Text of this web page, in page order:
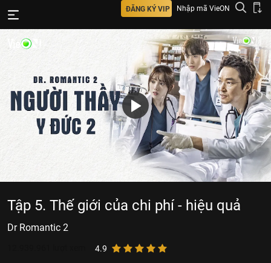
ĐĂNG KÝ VIP Nhập mã VieON
Tập 5. Thế giới của chi phí - hiệu quả
Dr Romantic 2
4.9